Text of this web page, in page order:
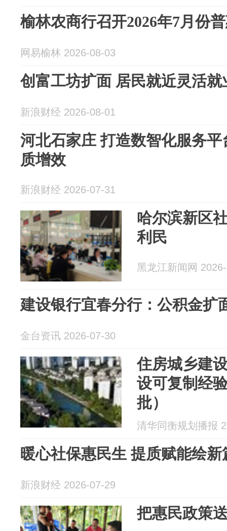
榆林农商行召开2026年7月份
网易榆林 2026-08-03
创富工坊扩面 居民就近灵活就
新浪财经 2026-08-01
河北石家庄 打造数智化服务
质增效
新浪财经 2026-07-31
哈尔滨新区
利民
黑龙江新闻网
建设银行宜春分行：公积金扩
金台资讯 2026-07-30
住房城乡建
设可复制经
批）
清华同衡规划播报
暖心社保惠民生 提质赋能绘新
新浪财经 2026-07-29
把惠民政策